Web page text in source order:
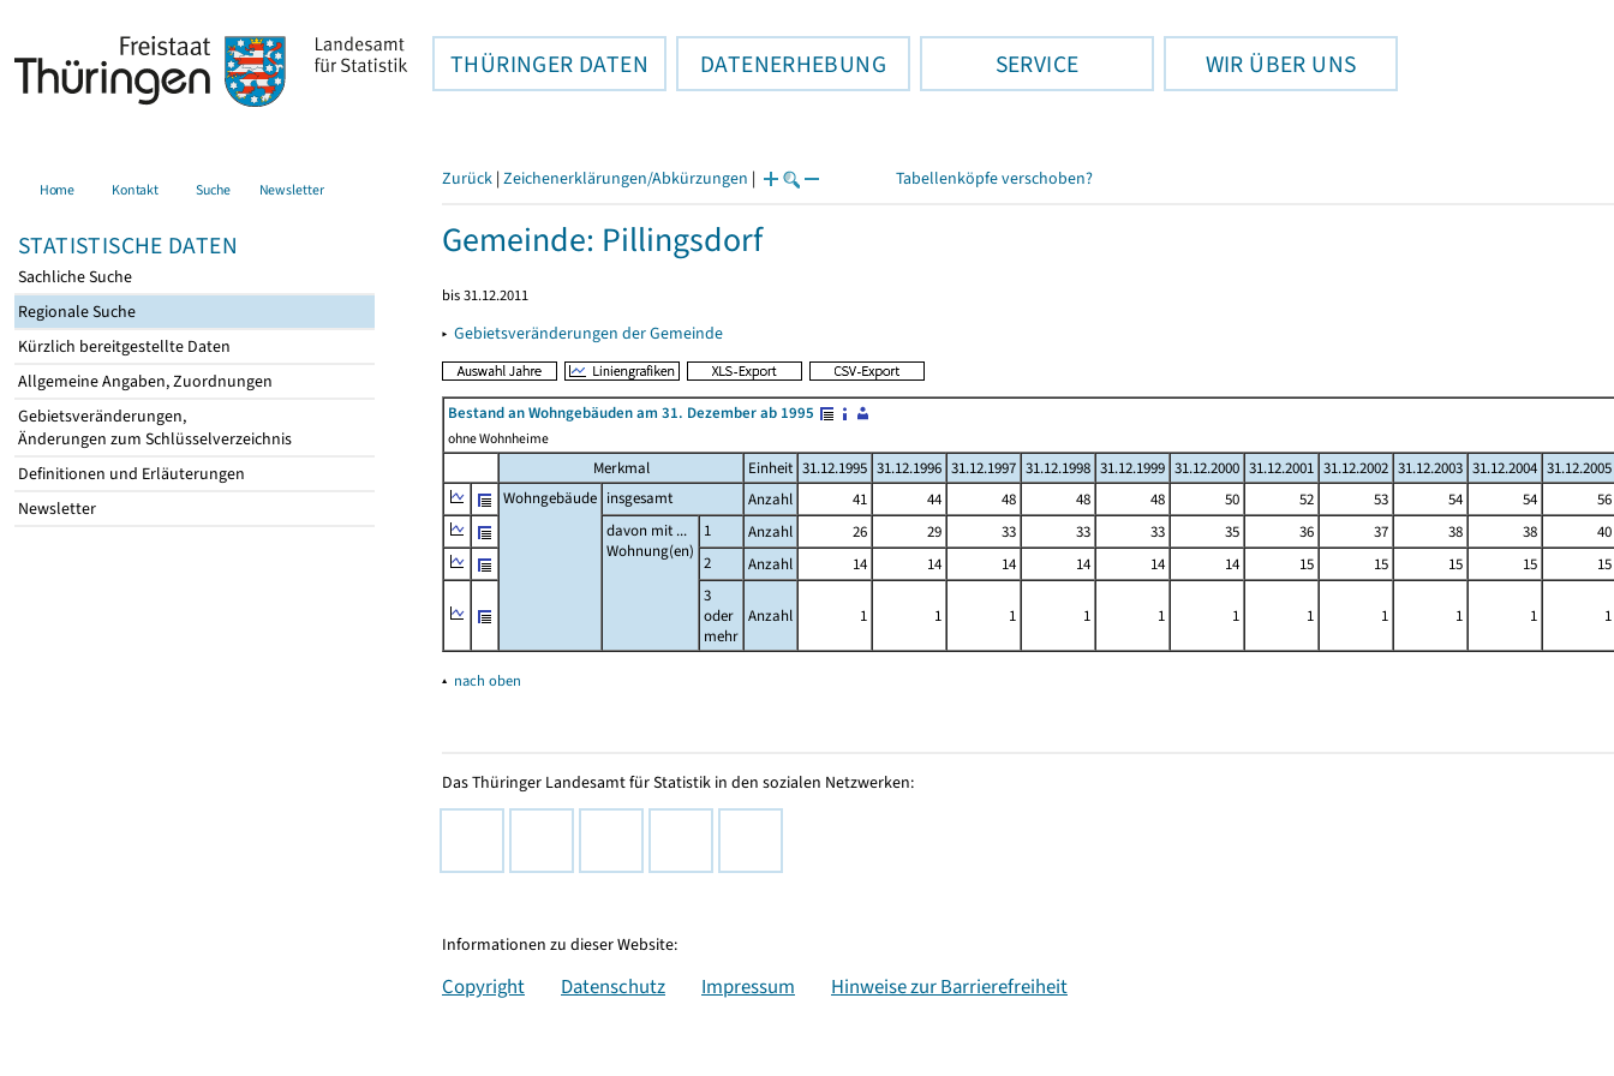
THÜRINGER DATEN DATENERHEBUNG SERVICE WIR ÜBER UNS
Home Kontakt Suche Newsletter
STATISTISCHE DATEN
Sachliche Suche
Regionale Suche
Kürzlich bereitgestellte Daten
Allgemeine Angaben, Zuordnungen
Gebietsveränderungen,
Änderungen zum Schlüsselverzeichnis
Definitionen und Erläuterungen
Newsletter
Zurück | Zeichenerklärungen/Abkürzungen | Tabellenköpfe verschoben?
Gemeinde: Pillingsdorf
bis 31.12.2011
▸ Gebietsveränderungen der Gemeinde
Bestand an Wohngebäuden am 31. Dezember ab 1995
ohne Wohnheime
Merkmal Einheit 31.12.1995 31.12.1996 31.12.1997 31.12.1998 31.12.1999 31.12.2000 31.12.2001 31.12.2002 31.12.2003 31.12.2004 31.12.2005
Wohngebäude insgesamt Anzahl 41 44 48 48 48 50 52 53 54 54
56
davon mit ...
Wohnung(en)
1 Anzahl 26 29 33 33 33 35 36 37 38 38
40
2
Anzahl 14 14 14 14 14 14 15 15 15 15
15
3
oder
mehr
Anzahl 1 1 1 1 1 1 1 1 1 1 1
▴ nach oben
Das Thüringer Landesamt für Statistik in den sozialen Netzwerken:
Informationen zu dieser Website:
Copyright Datenschutz Impressum Hinweise zur Barrierefreiheit